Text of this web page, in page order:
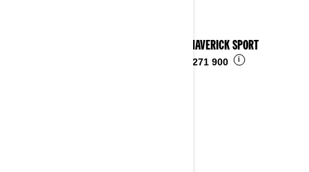
2025 MAVERICK SPORT
kr 271 900 i